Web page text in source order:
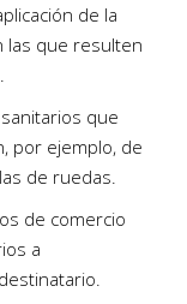
de la
las que resulten
que
por ejemplo, de
de ruedas.
de comercio
a